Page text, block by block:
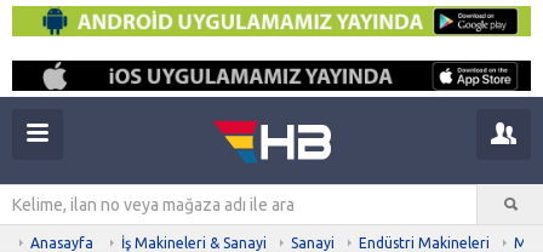
Anasayfa İş Makineleri & Sanayi Sanayi Endüstri Makineleri